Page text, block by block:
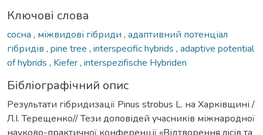
Ключові слова
сосна , міжвидові гібриди , адаптивний потенціал
гібридів , pine tree , interspecific hybrids , adaptive potential
of hybrids , Kiefer, interspezifische Hybriden
Бібліографічний опис
Результати гібридизації Pinus strobus L. на Харківщині /
Л.І. Терещенко// Тези доповідей учасників міжнародної